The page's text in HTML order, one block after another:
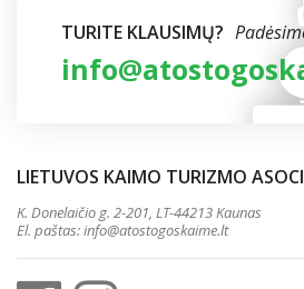
TURITE KLAUSIMŲ?
LIETUVOS KAIMO TURIZMO
K. Donelaičio g. 2-201, LT-44213 Kaunas
El. paštas:info@atostogoskaime.lt